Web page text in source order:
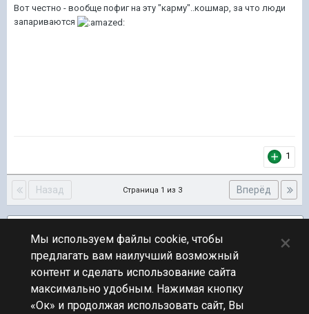
Вот честно - вообще пофиг на эту "карму"..кошмар, за что люди
запариваются
1
Назад Вперёд
Страница 1 из 3
ПЕРЕЙТИ К СПИСКУ ТЕМ
Обсуждение Мира Кораблей
Мы используем файлы cookie, чтобы
предлагать вам наилучший возможный
контент и сделать использование сайта
максимально удобным. Нажимая кнопку
«Ок» и продолжая использовать сайт, Вы
×